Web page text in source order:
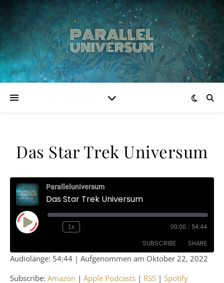
Das Star Trek Universum
Paralleluniversum
Das Star Trek Universum
Play Episode 1x 00:00 / 54:44
SUBSCRIBE SHARE
SHARE
Audiolänge: 54:44 | Aufgenommen am Oktober 22, 2022
Subscribe: Amazon | Apple Podcasts | RSS | Spotify